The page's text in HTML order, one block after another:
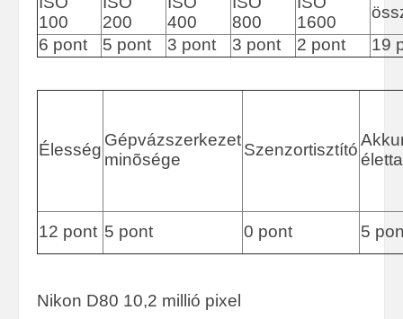
100
200
400
800
1600
6 pont
5 pont 3 pont 3 pont 2 pont 19
Élesség
Gépvázszerkezet
minõsége
Szenzortisztító
12 pont 5 pont 0 pont 5
Nikon D80 10,2 millió pixel